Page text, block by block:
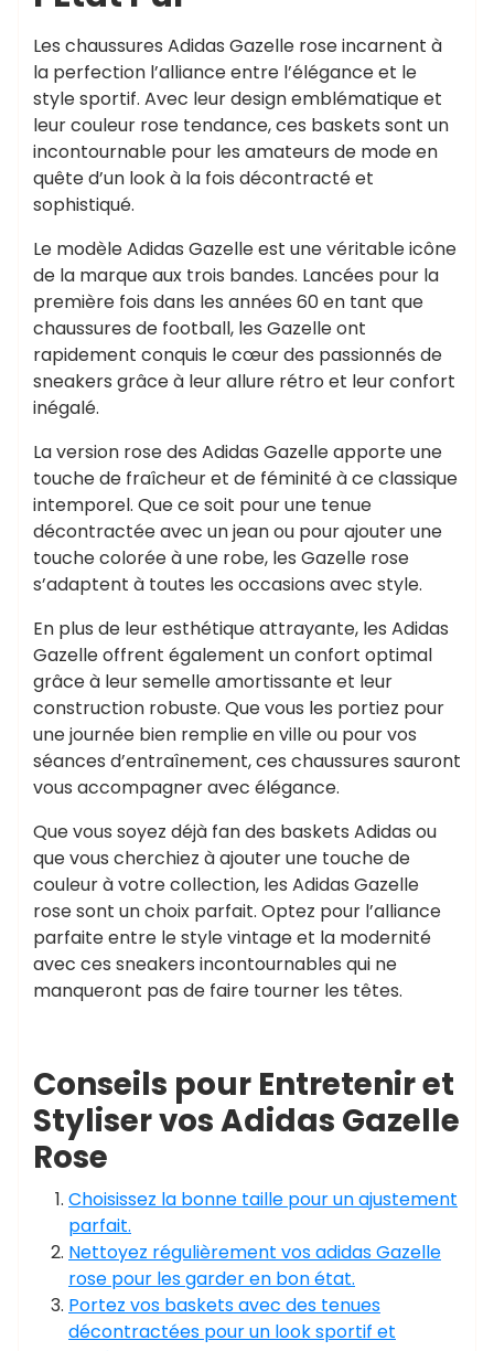
Les chaussures Adidas Gazelle rose incarnent à
la perfection l’alliance entre l’élégance et le
style sportif. Avec leur design emblématique et
leur couleur rose tendance, ces baskets sont un
incontournable pour les amateurs de mode en
quête d’un look à la fois décontracté et
sophistiqué.
Le modèle Adidas Gazelle est une véritable icône
de la marque aux trois bandes. Lancées pour la
première fois dans les années 60 en tant que
chaussures de football, les Gazelle ont
rapidement conquis le cœur des passionnés de
sneakers grâce à leur allure rétro et leur confort
inégalé.
La version rose des Adidas Gazelle apporte une
touche de fraîcheur et de féminité à ce classique
intemporel. Que ce soit pour une tenue
décontractée avec un jean ou pour ajouter une
touche colorée à une robe, les Gazelle rose
s’adaptent à toutes les occasions avec style.
En plus de leur esthétique attrayante, les Adidas
Gazelle offrent également un confort optimal
grâce à leur semelle amortissante et leur
construction robuste. Que vous les portiez pour
une journée bien remplie en ville ou pour vos
séances d’entraînement, ces chaussures sauront
vous accompagner avec élégance.
Que vous soyez déjà fan des baskets Adidas ou
que vous cherchiez à ajouter une touche de
couleur à votre collection, les Adidas Gazelle
rose sont un choix parfait. Optez pour l’alliance
parfaite entre le style vintage et la modernité
avec ces sneakers incontournables qui ne
manqueront pas de faire tourner les têtes.
Conseils pour Entretenir et
Styliser vos Adidas Gazelle
Rose
Choisissez la bonne taille pour un ajustement
parfait.
Nettoyez régulièrement vos adidas Gazelle
rose pour les garder en bon état.
Portez vos baskets avec des tenues
décontractées pour un look sportif et